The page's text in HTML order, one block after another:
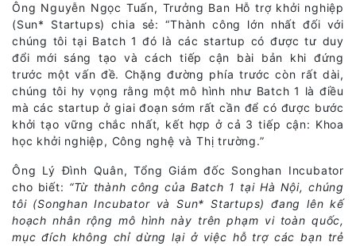
Ông Nguyễn Ngọc Tuấn, Trưởng Ban Hỗ trợ khởi nghiệp
(Sun* Startups) chia sẻ: “Thành công lớn nhất đối với
chúng tôi tại Batch 1 đó là các startup có được tư duy
đổi mới sáng tạo và cách tiếp cận bài bản khi đứng
trước một vấn đề. Chặng đường phía trước còn rất dài,
chúng tôi hy vọng rằng một mô hình như Batch 1 là điều
mà các startup ở giai đoạn sớm rất cần để có được bước
khởi tạo vững chắc nhất, kết hợp ở cả 3 tiếp cận: Khoa
học khởi nghiệp, Công nghệ và Thị trường.”
Ông Lý Đình Quân, Tổng Giám đốc Songhan Incubator
cho biết: “Từ thành công của Batch 1 tại Hà Nội, chúng
tôi (Songhan Incubator và Sun* Startups) đang lên kế
hoạch nhân rộng mô hình này trên phạm vi toàn quốc,
mục đích không chỉ dừng lại ở việc hỗ trợ các bạn trẻ